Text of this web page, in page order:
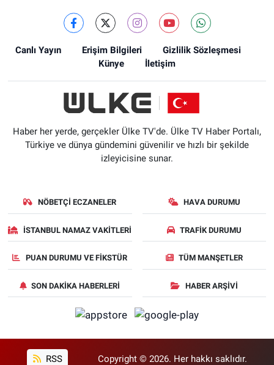
Canlı Yayın Erişim Bilgileri
Gizlilik Sözleşmesi
Künye
İletişim
Haber her yerde, gerçekler Ülke TV'de. Ülke TV Haber Portalı,
Türkiye ve dünya gündemini güvenilir ve hızlı bir şekilde
izleyicisine sunar.
NÖBETÇI ECZANELER HAVA DURUMU
İSTANBUL NAMAZ VAKITLERI TRAFIK DURUMU
PUAN DURUMU VE FIKSTÜR TÜM MANŞETLER
SON DAKIKA HABERLERI HABER ARŞIVI
RSS Copyright © 2026. Her hakkı saklıdır.